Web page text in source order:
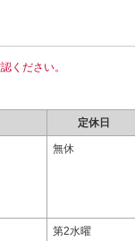
ください。
定休日
無休
第2水曜